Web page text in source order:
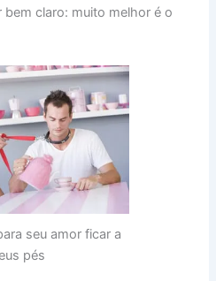
bem claro: muito melhor é o
seu amor ficar a
pés